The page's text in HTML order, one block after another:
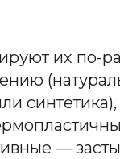
их по-
—